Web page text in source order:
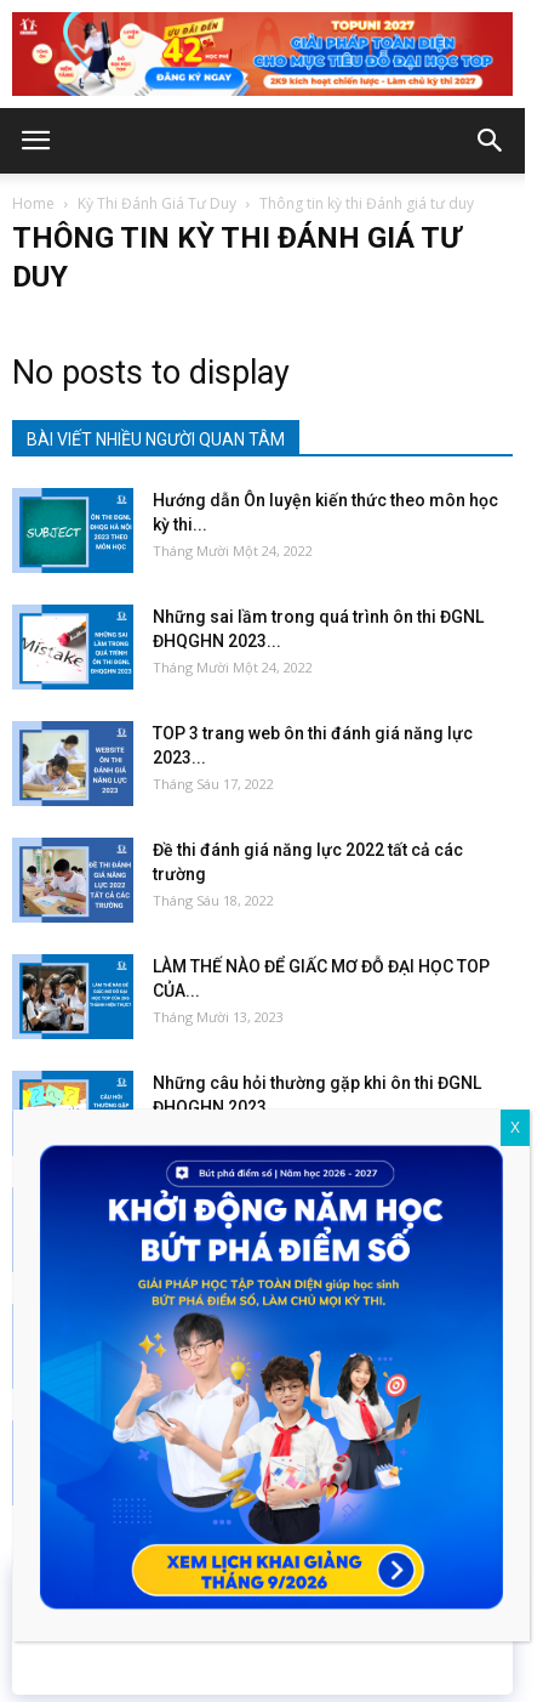
Home Kỳ Thi Đánh Giá Tư Duy Thông tin kỳ thi Đánh giá tư duy
THÔNG TIN KỲ THI ĐÁNH GIÁ TƯ
DUY
No posts to display
BÀI VIẾT NHIỀU NGƯỜI QUAN TÂM
Hướng dẫn Ôn luyện kiến thức theo môn học
kỳ thi...
Tháng Mười Một 24, 2022
Những sai lầm trong quá trình ôn thi ĐGNL
ĐHQGHN 2023...
Tháng Mười Một 24, 2022
TOP 3 trang web ôn thi đánh giá năng lực
2023...
Tháng Sáu 17, 2022
Đề thi đánh giá năng lực 2022 tất cả các
trường
Tháng Sáu 18, 2022
LÀM THẾ NÀO ĐỂ GIẤC MƠ ĐỖ ĐẠI HỌC TOP
CỦA...
Tháng Mười 13, 2023
Những câu hỏi thường gặp khi ôn thi ĐGNL
ĐHQGHN 2023...
Sách ôn thi đánh giá năng lực 2023 hay nhất
Tháng Sáu 13, 2023
Ôn thi đánh giá năng lực Đại học Quốc gia
Hà...
Tháng Sáu 16, 2022
Hướng dẫn Ôn luyện kiến thức thi ĐGNL HSA
2023 theo...
Tháng Mười Một 24, 2022
16 năm
Giáo dục trực tuyến
6.460.467
Thành viên
X